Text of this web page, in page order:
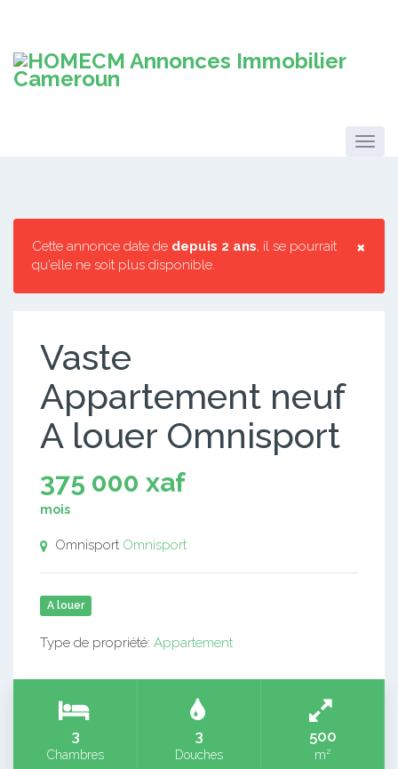
×
Cette annonce date de depuis 2 ans, il se pourrait
qu'elle ne soit plus disponible.
Vaste
Appartement neuf
A louer Omnisport
375 000 xaf
mois
Omnisport Omnisport
A louer
Type de propriété: Appartement
3
Chambres
3
Douches
500
m²